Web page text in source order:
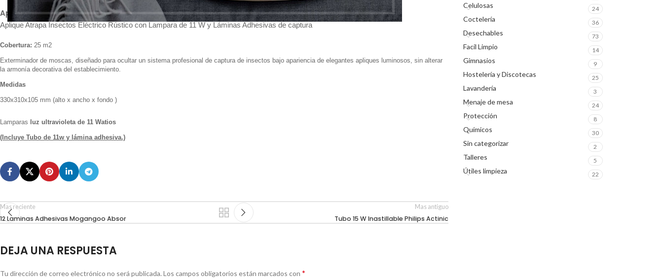
Aparato Luxer Mural Rústico de 11 W
Aplique Atrapa Insectos Eléctrico Rústico con Lampara de 11 W y Láminas Adhesivas de captura
Cobertura: 25 m2
Exterminador de moscas, diseñado para ocultar un sistema profesional de captura de insectos bajo apariencia de elegantes apliques luminosos, sin alterar
la armonía decorativa del establecimiento.
Medidas
330x310x105 mm (alto x ancho x fondo )
Lamparas luz ultravioleta de 11 Watios
(Incluye Tubo de 11w y lámina adhesiva.)
Mas reciente
12 Laminas Adhesivas Mogangoo Absor
Mas antiguo
Tubo 15 W Inastillable Philips Actinic
DEJA UNA RESPUESTA
Tu dirección de correo electrónico no será publicada. Los campos obligatorios están marcados con *
Celulosas 24
Coctelería 36
Desechables 73
Facil Limpio 14
Gimnasios 9
Hostelería y Discotecas 25
Lavandería 3
Menaje de mesa 24
Protección 8
Químicos 30
Sin categorizar 2
Talleres 5
Útiles limpieza 22